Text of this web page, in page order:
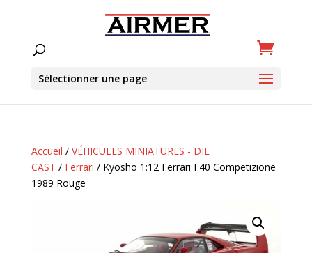
Sélectionner une page
Accueil / VÉHICULES MINIATURES - DIE
CAST / Ferrari / Kyosho 1:12 Ferrari F40 Competizione
1989 Rouge